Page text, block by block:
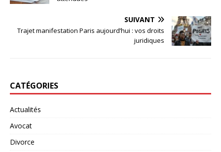
SUIVANT
Trajet manifestation Paris aujourd’hui : vos droits
juridiques
CATÉGORIES
Actualités
Avocat
Divorce